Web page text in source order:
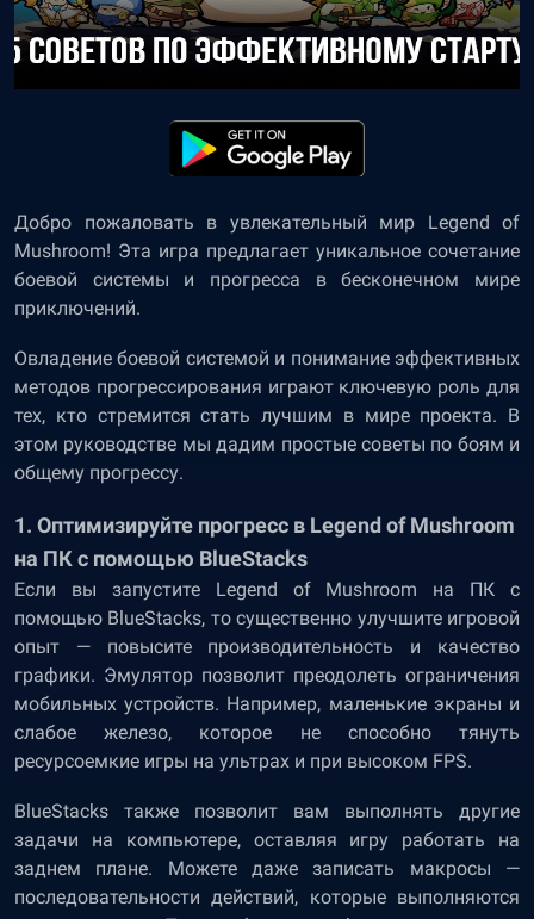
Добро пожаловать в увлекательный мир Legend of
Mushroom! Эта игра предлагает уникальное сочетание
боевой системы и прогресса в бесконечном мире
приключений.
Овладение боевой системой и понимание эффективных
методов прогрессирования играют ключевую роль для
тех, кто стремится стать лучшим в мире проекта. В
этом руководстве мы дадим простые советы по боям и
общему прогрессу.
1. Оптимизируйте прогресс в Legend of Mushroom
на ПК с помощью BlueStacks
Если вы запустите Legend of Mushroom на ПК с
помощью BlueStacks, то существенно улучшите игровой
опыт — повысите производительность и качество
графики. Эмулятор позволит преодолеть ограничения
мобильных устройств. Например, маленькие экраны и
слабое железо, которое не способно тянуть
ресурсоемкие игры на ультрах и при высоком FPS.
BlueStacks также позволит вам выполнять другие
задачи на компьютере, оставляя игру работать на
заднем плане. Можете даже записать макросы —
последовательности действий, которые выполняются